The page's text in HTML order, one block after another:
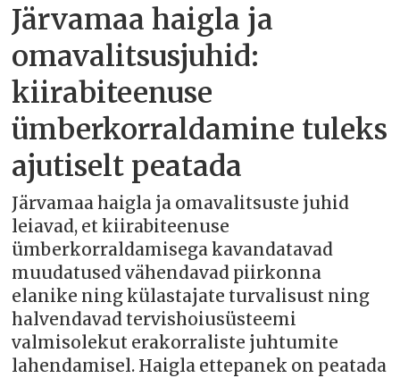
Järvamaa haigla ja
omavalitsusjuhid:
kiirabiteenuse
ümberkorraldamine tuleks
ajutiselt peatada
Järvamaa haigla ja omavalitsuste juhid
leiavad, et kiirabiteenuse
ümberkorraldamisega kavandatavad
muudatused vähendavad piirkonna
elanike ning külastajate turvalisust ning
halvendavad tervishoiusüsteemi
valmisolekut erakorraliste juhtumite
lahendamisel. Haigla ettepanek on peatada